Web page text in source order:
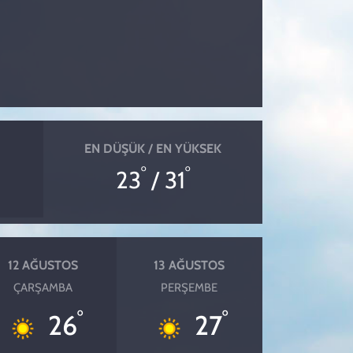
EN DÜŞÜK / EN YÜKSEK
23°/ 31°
12 AĞUSTOS
ÇARŞAMBA
26°
13 AĞUSTOS
PERŞEMBE
27°